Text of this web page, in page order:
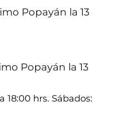
Popayán la 13
Popayán la 13
18:00 hrs. Sábados: